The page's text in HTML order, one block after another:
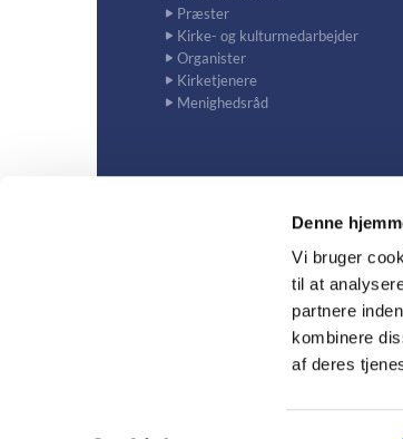
Denne
Vi bruger
til at
partnere
kombinere
af deres
Præster
Kirke- og kulturmedarbejder
Organister
Kirketjenere
Menighedsråd